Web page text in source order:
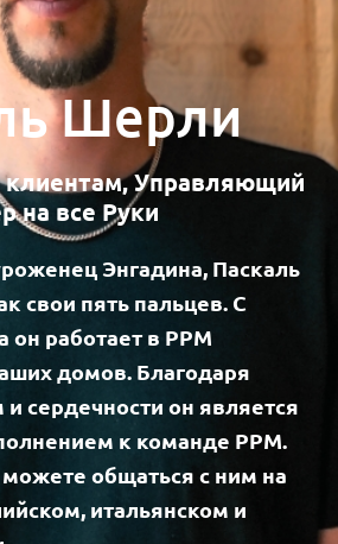
Шерли
Управляющий
на все Руки
Энгадина, Паскаль
свои пять пальцев. С
он работает в PPM
домов. Благодаря
сердечности он является
к команде PPM.
общаться с ним на
итальянском и